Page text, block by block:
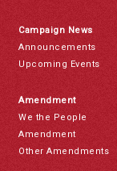
Campaign News
Announcements
Upcoming Events
Amendment
We the People
Amendment
Other Amendments